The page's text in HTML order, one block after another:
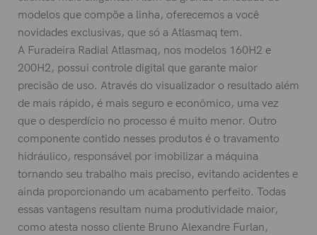
modelos que compõe a linha, oferecemos a você
novidades exclusivas, que só a Atlasmaq tem.
A Furadeira Radial Atlasmaq, nos modelos 160H2 e
200H2, possui controle digital que garante maior
precisão de uso. Através do visualizador o resultado além
de mais rápido, é mais seguro e econômico, uma vez
que o desperdício no processo é muito menor. Outro
componente contido nesses produtos é o travamento
hidráulico, responsável por imobilizar a máquina
tornando seu trabalho mais preciso, evitando acidentes e
ainda proporcionando um acabamento perfeito. Todas
essas vantagens resultam numa produtividade maior,
como atesta nosso cliente Bruno Alexandre Furlan,